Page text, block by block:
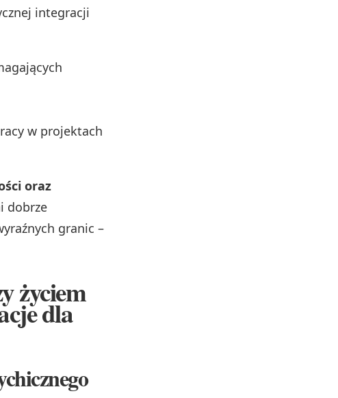
integracji
w projektach
oraz
dobrze
granic –
życiem
dla